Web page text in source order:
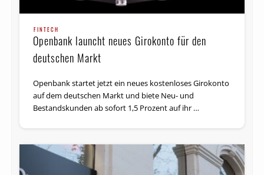
FINTECH
Openbank launcht neues Girokonto für den
deutschen Markt
Openbank startet jetzt ein neues kostenloses Girokonto
auf dem deutschen Markt und biete Neu- und
Bestandskunden ab sofort 1,5 Prozent auf ihr …